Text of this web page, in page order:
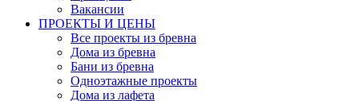
Вакансии
ПРОЕКТЫ И ЦЕНЫ
Все проекты из бревна
Дома из бревна
Бани из бревна
Одноэтажные проекты
Дома из лафета